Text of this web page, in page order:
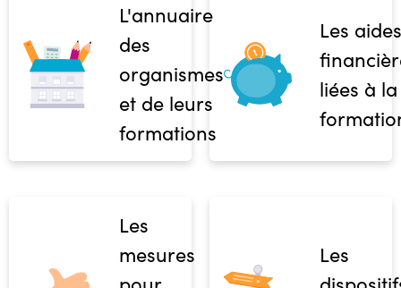
L'annuaire
des
organismes
et de leurs
formations
Les aides
liées à la
Les
mesures
Les